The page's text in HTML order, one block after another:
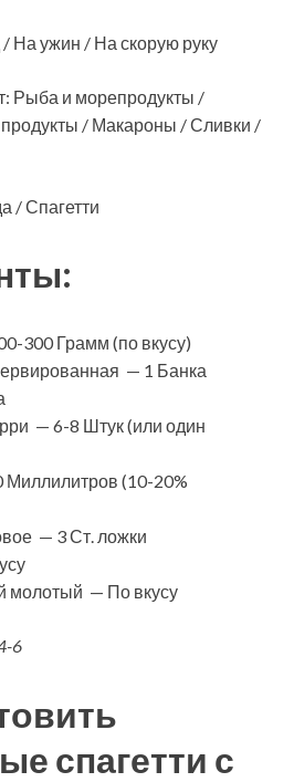
На ужин / На скорую руку
Рыба и морепродукты /
/ Макароны / Сливки /
/ Спагетти
300 Грамм (по вкусу)
— 1 Банка
— 6-8 Штук (или один
(10-20%
— 3 Ст. ложки
молотый — По вкусу
6
спагетти с